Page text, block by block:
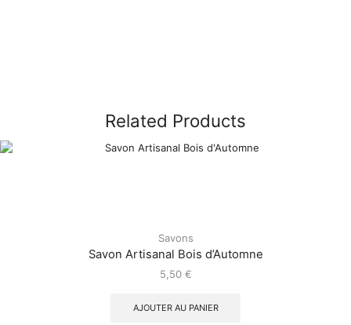
Related Products
Savons
Savon Artisanal Bois d’Automne
5,50 €
AJOUTER AU PANIER